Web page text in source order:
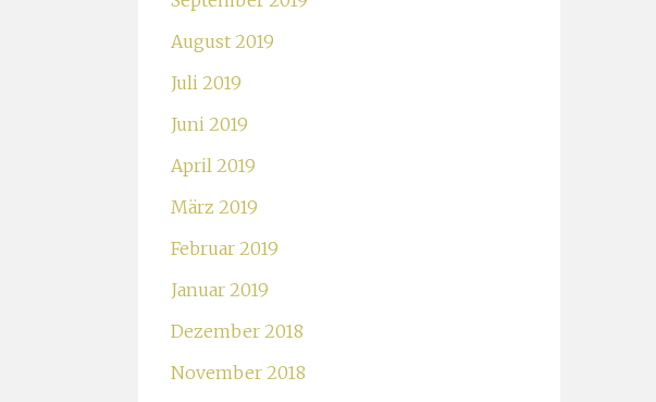
August 2019
Juli 2019
Juni 2019
April 2019
März 2019
Februar 2019
Januar 2019
Dezember 2018
November 2018